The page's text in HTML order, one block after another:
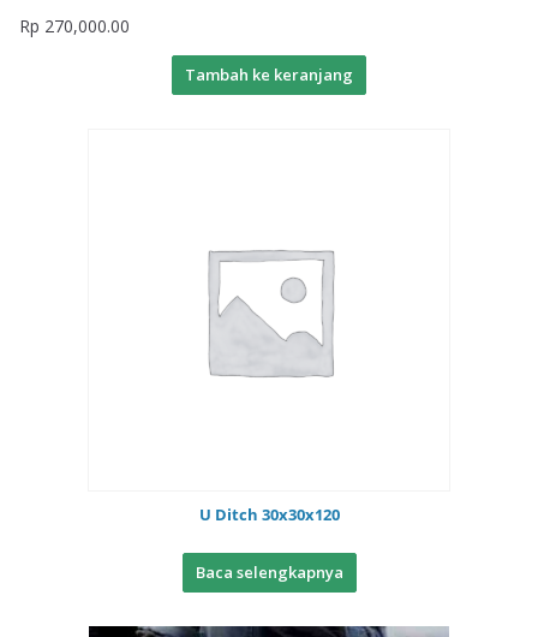
Rp 270,000.00
Tambah ke keranjang
U Ditch 30x30x120
Baca selengkapnya